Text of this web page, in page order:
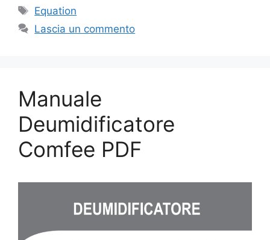
Tag
Equation
Lascia un commento
Manuale
Deumidificatore
Comfee PDF